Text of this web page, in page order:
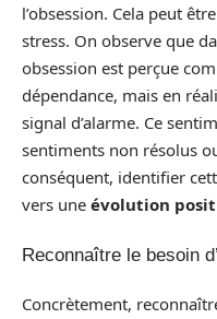
l’obsession. Cela peut
stress. On observe que
obsession est perçue
dépendance, mais en
signal d’alarme. Ce
sentiments non résolus
conséquent, identifier
vers une évolution
Reconnaître le besoin
Concrètement,